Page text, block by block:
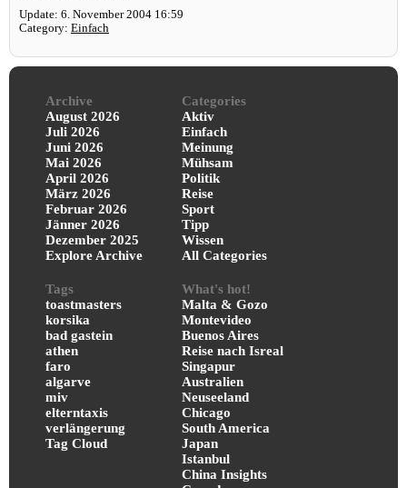
Update: 6. November 2004 16:59
Category: Einfach
Archive
August 2026
Juli 2026
Juni 2026
Mai 2026
April 2026
März 2026
Februar 2026
Jänner 2026
Dezember 2025
Explore Archive
Categories
Aktiv
Einfach
Meinung
Mühsam
Politik
Reise
Sport
Tipp
Wissen
All Categories
Tags
toastmasters
korsika
bad gastein
athen
faro
algarve
miv
elterntaxis
verlängerung
Tag Cloud
What's hot!
Malta & Gozo
Montevideo
Buenos Aires
Reise nach Isreal
Singapur
Australien
Neuseeland
Chicago
South America
Japan
Istanbul
China Insights